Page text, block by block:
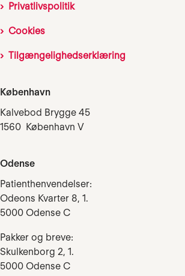
Privatlivspolitik
Cookies
Tilgængelighedserklæring
København
Kalvebod Brygge 45
1560 København V
Odense
Patienthenvendelser:
Odeons Kvarter 8, 1.
5000 Odense C
Pakker og breve:
Skulkenborg 2, 1.
5000 Odense C